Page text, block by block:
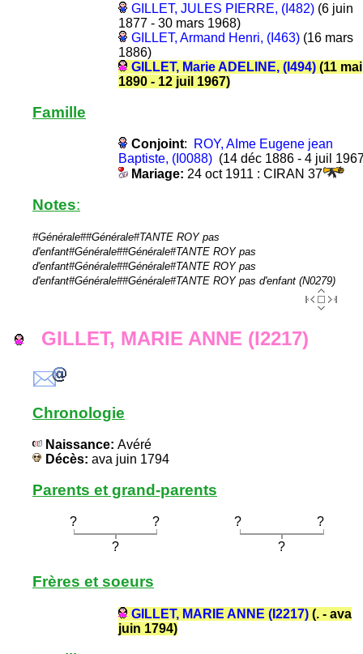
GILLET, JULES PIERRE, (I482)(6 juin
1877 - 30 mars 1968)
GILLET, Armand Henri, (I463)(16 mars
1886)
GILLET, Marie ADELINE, (I494)(11 mai
1890 - 12 juil 1967)
Famille
Conjoint:
ROY, AIme Eugene jean
Baptiste, (I0088)(14 déc 1886 - 4 juil
Mariage: 24 oct 1911 : CIRAN 37
Notes:
#Générale##Générale#TANTE ROY pas
d'enfant#Générale##Générale#TANTE ROY pas
d'enfant#Générale##Générale#TANTE ROY pas
d'enfant#Générale##Générale#TANTE ROY pas d'enfant (N0279)
GILLET, MARIE ANNE (I2217)
Chronologie
Naissance: Avéré
Décès: ava juin 1794
Parents et grand-parents
? ? ?
?
?
?
Frères et soeurs
GILLET, MARIE ANNE (I2217)(. - ava
juin 1794)